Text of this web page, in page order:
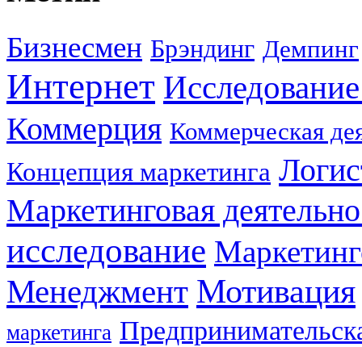
Бизнесмен Брэндинг Демпинг
Интернет
Коммерция Коммерческая
Концепция маркетинга
Маркетинговая
исследование
Менеджмент Мотивация
маркетинга